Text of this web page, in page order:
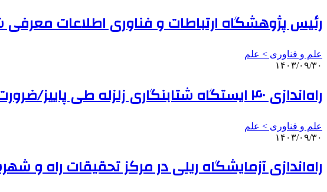
رئیس پژوهشگاه ارتباطات و فناوری اطلاعات
علم و فناوری‌ > علم
۱۴۰۳/۰۹/۳۰
راه‌اندازی ۴۰ ایستگاه شتابنگاری زلزله طی پاییز/ضرورت افزایش سامانه‌های پاسخ سریع زلزله
علم و فناوری‌ > علم
۱۴۰۳/۰۹/۳۰
راه‌اندازی آزمایشگاه ریلی در مرکز تحقیقات راه و